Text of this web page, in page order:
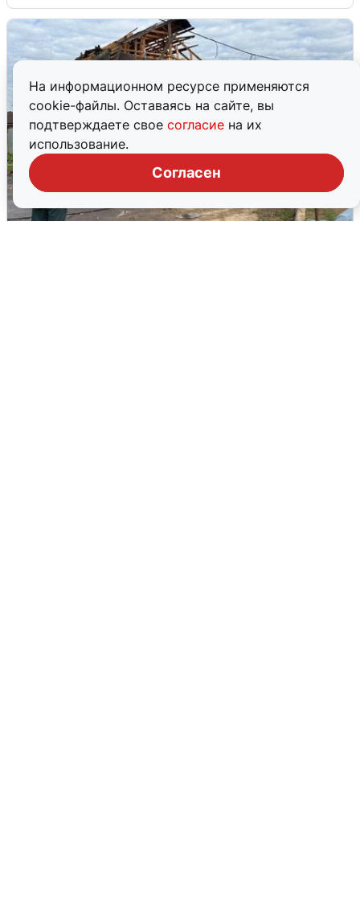
На информационном ресурсе применяются
cookie-файлы. Оставаясь на сайте, вы
подтверждаете свое согласие на их
использование.
Согласен